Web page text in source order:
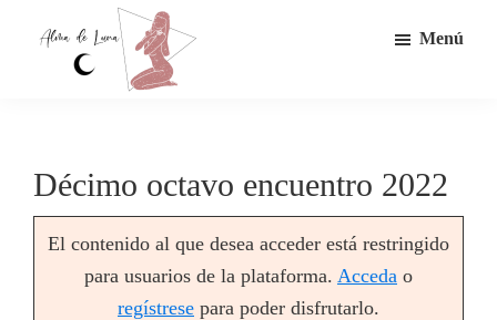
contenido
alma
de
luna
Menú
Décimo octavo encuentro 2022
El contenido al que desea acceder está restringido
para usuarios de la plataforma. Acceda o
regístrese para poder disfrutarlo.